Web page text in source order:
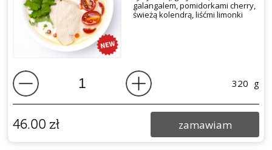
galangalem, pomidorkami cherry,
świeżą kolendrą, liśćmi limonki
320 g
46.00 zł zamawiam